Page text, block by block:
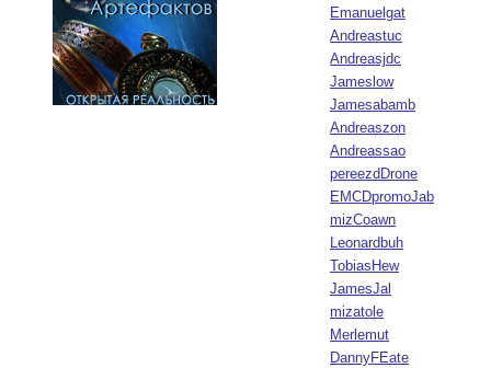
Emanuelgat
Andreastuc
Andreasjdc
Jameslow
Jamesabamb
Andreaszon
Andreassao
pereezdDrone
EMCDpromoJab
mizCoawn
Leonardbuh
TobiasHew
JamesJal
mizatole
Merlemut
DannyFEate